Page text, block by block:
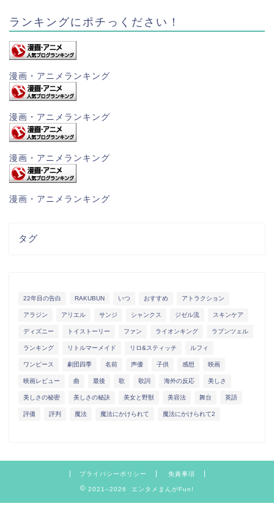
ランキングにポチっください！
漫画・アニメランキング
漫画・アニメランキング
漫画・アニメランキング
漫画・アニメランキング
タグ
22年目の告白 RAKUBUN いつ おすすめ アトラクション
アラジン アリエル サンジ シャンクス ジゼル流 スキンケア
ディズニー トイストーリー ファン ライオンキング ラプンツェル
ランキング リトルマーメイド リロ&スティッチ ルフィ
ワンピース 劇団四季 名前 声優 子供 感想 映画
映画レビュー 曲 最後 歌 歌詞 海外の反応 美しさ
美しさの秘密 美しさの秘訣 美女と野獣 美容法 舞台 英語
評価 評判 魔法 魔法にかけられて 魔法にかけられて2
プライバシーポリシー 免責事項
2021–2026 エンタメまんがFun!